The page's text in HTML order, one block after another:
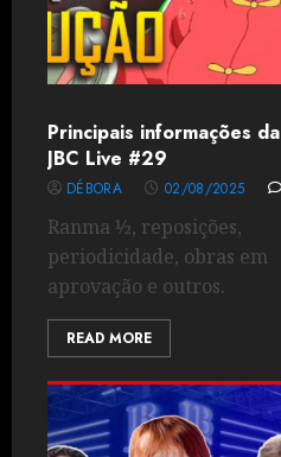
Principais informações da
JBC Live #29
DÉBORA 02/08/2025
Ranma ½, reposições,
periodicidade, obras em
aprovação e outros.
READ MORE